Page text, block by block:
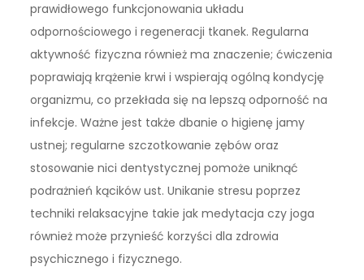
prawidłowego funkcjonowania układu
odpornościowego i regeneracji tkanek. Regularna
aktywność fizyczna również ma znaczenie; ćwiczenia
poprawiają krążenie krwi i wspierają ogólną kondycję
organizmu, co przekłada się na lepszą odporność na
infekcje. Ważne jest także dbanie o higienę jamy
ustnej; regularne szczotkowanie zębów oraz
stosowanie nici dentystycznej pomoże uniknąć
podrażnień kącików ust. Unikanie stresu poprzez
techniki relaksacyjne takie jak medytacja czy joga
również może przynieść korzyści dla zdrowia
psychicznego i fizycznego.